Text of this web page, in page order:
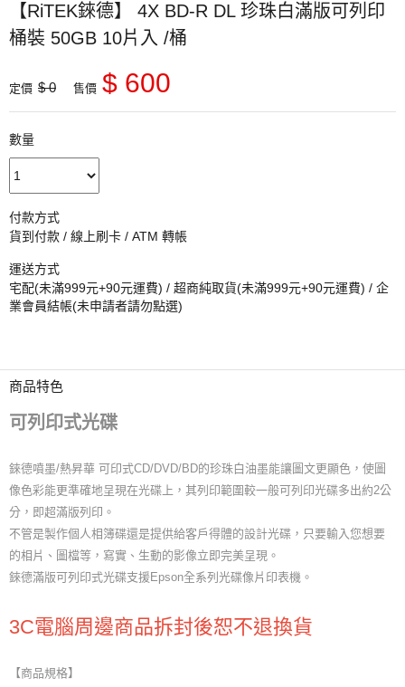
【RiTEK錸德】 4X BD-R DL 珍珠白滿版可列印
桶裝 50GB 10片入 /桶
定價 $ 0 售價 $ 600
數量
付款方式
貨到付款 / 線上刷卡 / ATM 轉帳
運送方式
宅配(未滿999元+90元運費) / 超商純取貨(未滿999元+90元運費) / 企
業會員結帳(未申請者請勿點選)
商品特色
可列印式光碟
錸德噴墨/熱昇華 可印式CD/DVD/BD的珍珠白油墨能讓圖文更顯色，使圖
像色彩能更準確地呈現在光碟上，其列印範圍較一般可列印光碟多出約2公
分，即超滿版列印。
不管是製作個人相簿碟還是提供給客戶得體的設計光碟，只要輸入您想要
的相片、圖檔等，寫實、生動的影像立即完美呈現。
錸德滿版可列印式光碟支援Epson全系列光碟像片印表機。
3C電腦周邊商品拆封後恕不退換貨
【商品規格】